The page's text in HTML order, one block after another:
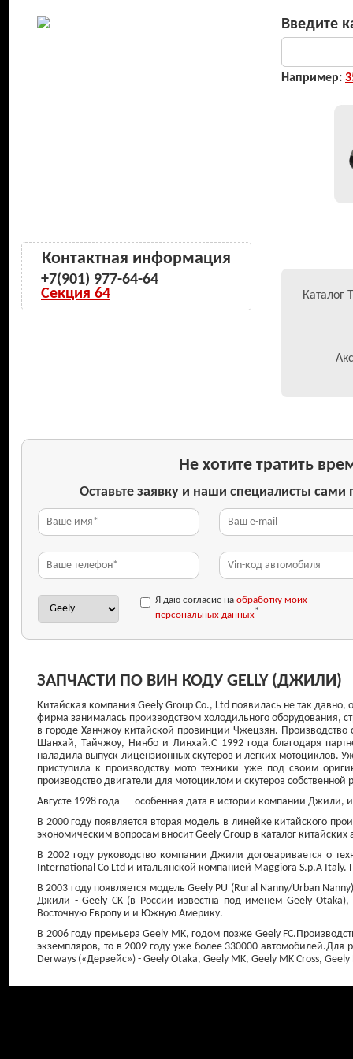
Введите
Например:
Контактная информация
+7(901) 977-64-64
Секция 64
Каталог
Не хотите тратить
Оставьте заявку и наши специалисты
Я даю согласие на обработку моих
персональных данных*
ЗАПЧАСТИ ПО ВИН КОДУ GELLY (ДЖИЛИ)
Китайская компания Geely Group Co., Ltd появилась не так
фирма занималась производством холодильного оборудования,
в городе Ханчжоу китайской провинции Чжецзян.
Шанхай, Тайчжоу, Нинбо и Линхай.С 1992 года благодаря
наладила выпуск лицензионных скутеров и легких мотоциклов.
приступила к производству мото техники уже под своим
производство двигатели для мотоциклом и скутеров
Августе 1998 года — особенная дата в истории компании Джили,
В 2000 году появляется вторая модель в линейке китайского
экономическим вопросам вносит Geely Group в каталог
В 2002 году руководство компании Джили договаривается о
International Co Ltd и итальянской компанией Maggiora S.p.A
В 2003 году появляется модель Geely PU (Rural Nanny/Urban
Джили - Geely СK (в России известна под именем Geely
Восточную Европу и и Южную Америку.
В 2006 году премьера Geely MK, годом позже Geely
экземпляров, то в 2009 году уже более 330000
Derways («Дервейс») - Geely Otaka, Geely MK, Geely MK Cross,